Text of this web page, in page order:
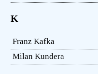
K
Franz Kafka
Milan Kundera